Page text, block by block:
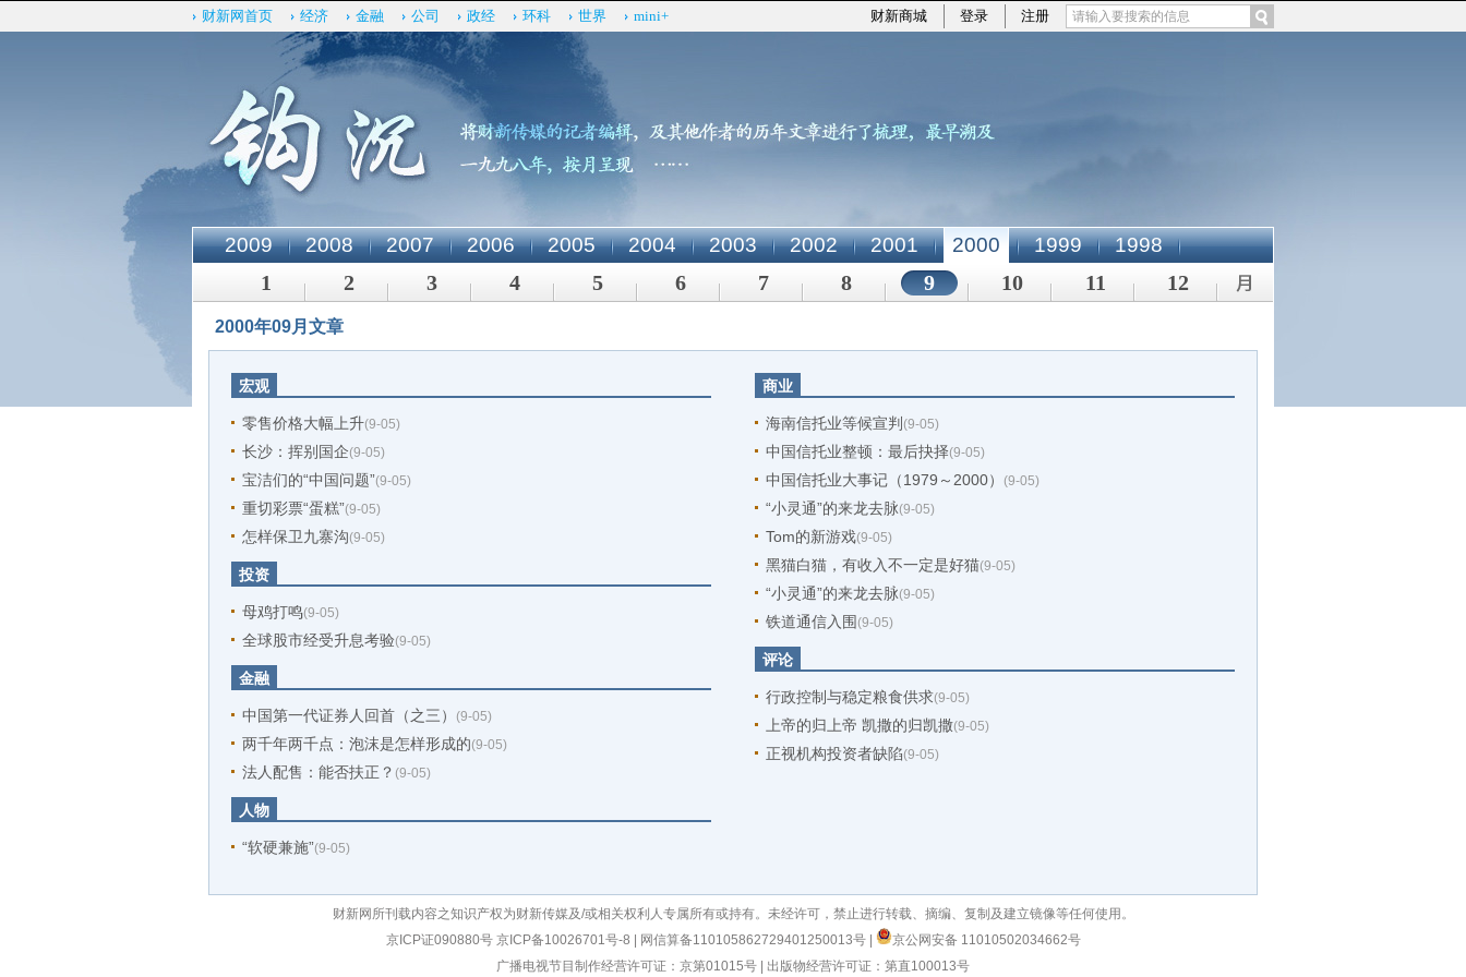
财新商城 登录 注册
财新网首页 经济 金融 公司 政经 环科 世界 mini+
2009 2008 2007 2006 2005 2004 2003 2002 2001 2000 1999 1998
1 2 3 4 5 6 7 8 9 10 11 12
2000年09月文章
宏观
零售价格大幅上升(9-05)
长沙：挥别国企(9-05)
宝洁们的“中国问题”(9-05)
重切彩票“蛋糕”(9-05)
怎样保卫九寨沟(9-05)
投资
母鸡打鸣(9-05)
全球股市经受升息考验(9-05)
金融
中国第一代证券人回首（之三） (9-05)
两千年两千点：泡沫是怎样形成的(9-05)
法人配售：能否扶正？ (9-05)
人物
“软硬兼施”(9-05)
商业
海南信托业等候宣判 (9-05)
中国信托业整顿：最后抉择(9-05)
中国信托业大事记（1979～2000） (9-05)
“小灵通”的来龙去脉(9-05)
Tom的新游戏(9-05)
黑猫白猫，有收入不一定是好猫(9-05)
“小灵通”的来龙去脉(9-05)
铁道通信入围 (9-05)
评论
行政控制与稳定粮食供求(9-05)
上帝的归上帝 凯撒的归凯撒(9-05)
正视机构投资者缺陷(9-05)
财新网所刊载内容之知识产权为财新传媒及/或相关权利人专属所有或持有。未经许可，禁止进行转载、摘编、复制及建立镜像等任何使用。
京ICP证090880号 京ICP备10026701号-8 网信算备110105862729401250013号
京公网安备 11010502034662号
广播电视节目制作经营许可证：京第01015号
出版物经营许可证：第直100013号